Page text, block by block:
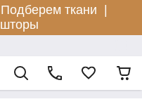
Подберем ткани |